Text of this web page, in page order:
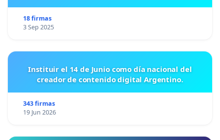
18 firmas
3 Sep 2025
Instituir el 14 de Junio como día nacional del
creador de contenido digital Argentino.
343 firmas
19 Jun 2026